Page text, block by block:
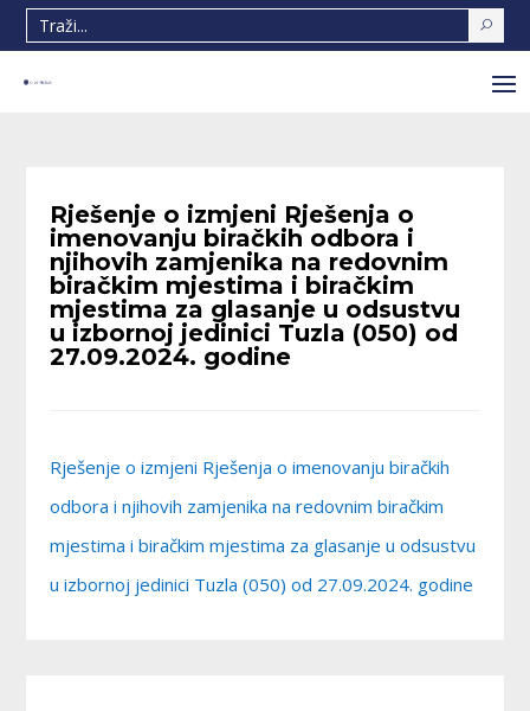
Rješenje o izmjeni Rješenja o
imenovanju biračkih odbora i
njihovih zamjenika na redovnim
biračkim mjestima i biračkim
mjestima za glasanje u odsustvu
u izbornoj jedinici Tuzla (050) od
27.09.2024. godine
Rješenje o izmjeni Rješenja o imenovanju biračkih
odbora i njihovih zamjenika na redovnim biračkim
mjestima i biračkim mjestima za glasanje u odsustvu
u izbornoj jedinici Tuzla (050) od 27.09.2024. godine